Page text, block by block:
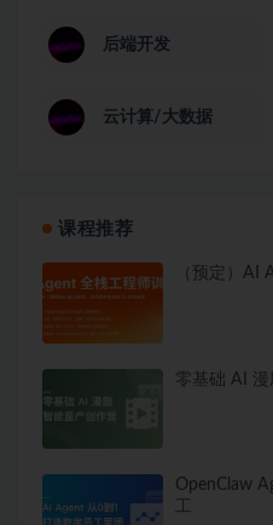
后端开发
云计算/大数据
课程推荐
（预定）AI
零基础 AI
OpenClaw
工